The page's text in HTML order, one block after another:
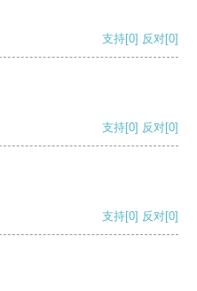
支持[0] 反对[0]
支持[0] 反对[0]
支持[0] 反对[0]